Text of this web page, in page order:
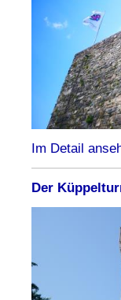
Im Detail
Der